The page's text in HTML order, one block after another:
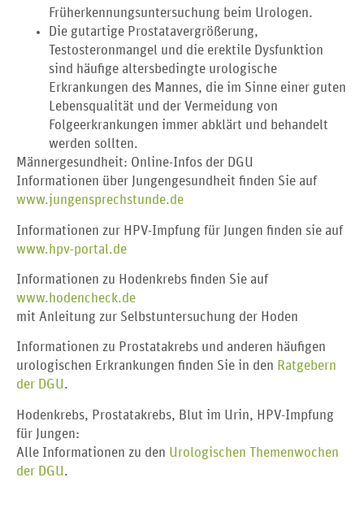
Früherkennungsuntersuchung beim Urologen.
Die gutartige Prostatavergrößerung,
Testosteronmangel und die erektile Dysfunktion
sind häufige altersbedingte urologische
Erkrankungen des Mannes, die im Sinne einer guten
Lebensqualität und der Vermeidung von
Folgeerkrankungen immer abklärt und behandelt
werden sollten.
Männergesundheit: Online-Infos der DGU
Informationen über Jungengesundheit finden Sie auf
www.jungensprechstunde.de
Informationen zur HPV-Impfung für Jungen finden sie auf
www.hpv-portal.de
Informationen zu Hodenkrebs finden Sie auf
www.hodencheck.de
mit Anleitung zur Selbstuntersuchung der Hoden
Informationen zu Prostatakrebs und anderen häufigen
urologischen Erkrankungen finden Sie in den Ratgebern
der DGU .
Hodenkrebs, Prostatakrebs, Blut im Urin, HPV-Impfung
für Jungen:
Alle Informationen zu den Urologischen Themenwochen
der DGU .